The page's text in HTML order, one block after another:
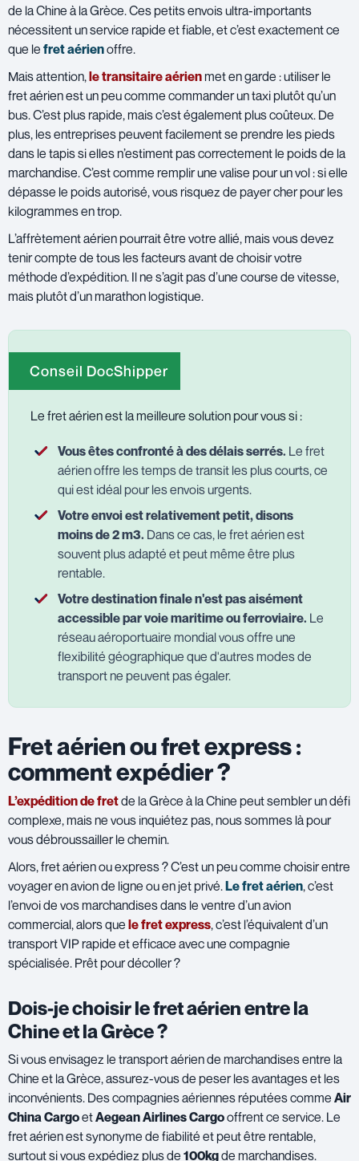
de la Chine à la Grèce. Ces petits envois ultra-importants
nécessitent un service rapide et fiable, et c’est exactement ce
que le fret aérienoffre.
Mais attention,le transitaire aérienmet en garde : utiliser le
fret aérien est un peu comme commander un taxi plutôt qu’un
bus. C’est plus rapide, mais c’est également plus coûteux. De
plus, les entreprises peuvent facilement se prendre les pieds
dans le tapis si elles n’estiment pas correctement le poids de la
marchandise. C’est comme remplir une valise pour un vol : si elle
dépasse le poids autorisé, vous risquez de payer cher pour les
kilogrammes en trop.
L’affrètement aérien pourrait être votre allié, mais vous devez
tenir compte de tous les facteurs avant de choisir votre
méthode d’expédition. Il ne s’agit pas d’une course de vitesse,
mais plutôt d’un marathon logistique.
Conseil DocShipper
Le fret aérien est la meilleure solution pour vous si :
Vous êtes confronté à des délais serrés. Le fret
aérien offre les temps de transit les plus courts, ce
qui est idéal pour les envois urgents.
Votre envoi est relativement petit, disons
moins de 2 m3. Dans ce cas, le fret aérien est
souvent plus adapté et peut même être plus
rentable.
Votre destination finale n'est pas aisément
accessible par voie maritime ou ferroviaire. Le
réseau aéroportuaire mondial vous offre une
flexibilité géographique que d'autres modes de
transport ne peuvent pas égaler.
Fret aérien ou fret express :
comment expédier ?
L’expédition de fretde la Grèce à la Chine peut sembler un défi
complexe, mais ne vous inquiétez pas, nous sommes là pour
vous débroussailler le chemin.
Alors, fret aérien ou express ? C’est un peu comme choisir entre
voyager en avion de ligne ou en jet privé.Le fret aérien, c’est
l’envoi de vos marchandises dans le ventre d’un avion
commercial, alors que le fret express, c’est l’équivalent d’un
transport VIP rapide et efficace avec une compagnie
spécialisée. Prêt pour décoller ?
Dois-je choisir le fret aérien entre la
Chine et la Grèce ?
Si vous envisagez le transport aérien de marchandises entre la
Chine et la Grèce, assurez-vous de peser les avantages et les
inconvénients. Des compagnies aériennes réputées comme Air
China CargoetAegean Airlines Cargooffrent ce service. Le
fret aérien est synonyme de fiabilité et peut être rentable,
surtout si vous expédiez plus de 100kgde marchandises.